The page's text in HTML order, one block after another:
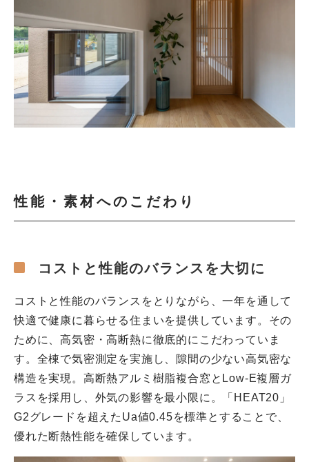
性能・素材へのこだわり
コストと性能のバランスを大切に
コストと性能のバランスをとりながら、一年を通して
快適で健康に暮らせる住まいを提供しています。その
ために、高気密・高断熱に徹底的にこだわっていま
す。全棟で気密測定を実施し、隙間の少ない高気密な
構造を実現。高断熱アルミ樹脂複合窓とLow-E複層ガ
ラスを採用し、外気の影響を最小限に。「HEAT20」
G2グレードを超えたUa値0.45を標準とすることで、
優れた断熱性能を確保しています。